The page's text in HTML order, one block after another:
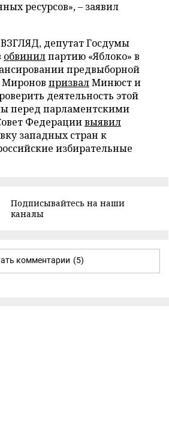
ресурсов», – заявил
ВЗГЛЯД, депутат Госдумы
обвинилпартию «Яблоко» в
предвыборной
Миронов призвалМинюст и
деятельность этой
перед парламентскими
Федерациивыявил
западных стран к
избирательные
Подписывайтесь на наши
каналы
комментарии (5)